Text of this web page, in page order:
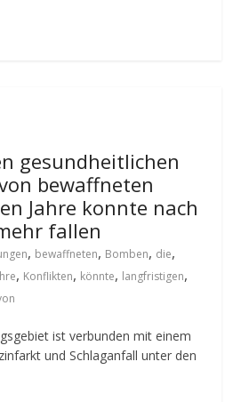
gesundheitlichen
bewaffneten
Jahre konnte nach
fallen
, bewaffneten, Bomben, die,
, Konflikten, könnte, langfristigen,
ist verbunden mit einem
und Schlaganfall unter den